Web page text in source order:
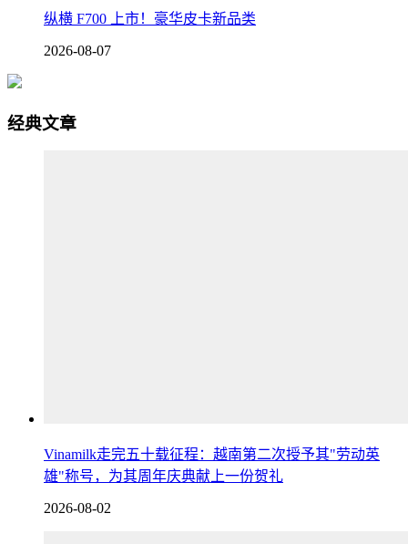
纵横 F700 上市！豪华皮卡新品类
2026-08-07
经典文章
Vinamilk走完五十载征程：越南第二次授予其"劳动英
雄"称号，为其周年庆典献上一份贺礼
2026-08-02